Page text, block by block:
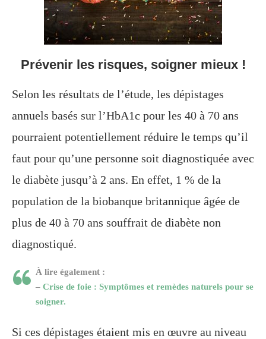
Prévenir les risques, soigner mieux !
Selon les résultats de l’étude, les dépistages
annuels basés sur l’HbA1c pour les 40 à 70 ans
pourraient potentiellement réduire le temps qu’il
faut pour qu’une personne soit diagnostiquée avec
le diabète jusqu’à 2 ans. En effet, 1 % de la
population de la biobanque britannique âgée de
plus de 40 à 70 ans souffrait de diabète non
diagnostiqué.
À lire également :
– Crise de foie : Symptômes et remèdes naturels pour se
soigner.
Si ces dépistages étaient mis en œuvre au niveau